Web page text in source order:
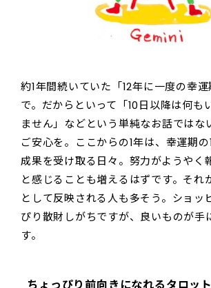
約1年間続いていた「12年に一度の幸
で。だからといって「10日以降は何も
ません」などという単純なお話ではな
ご安心を。ここからの1年は、幸運期
成果を受け取る日々。努力がようやく
と感じることも増えるはずです。それ
として反映される人も多そう。ショッ
ぴり散財しがちですが、良いものが手
す。